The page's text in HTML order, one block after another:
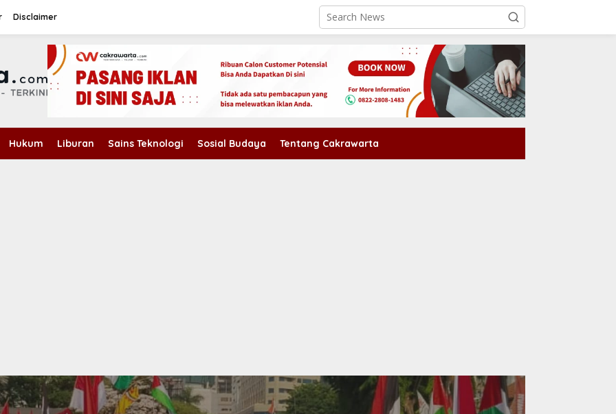
Disclaimer
Hukum Liburan Sains Teknologi Sosial Budaya Tentang Cakrawarta